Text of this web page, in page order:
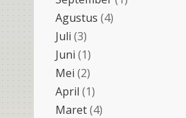
Agustus (4)
Juli (3)
Juni (1)
Mei (2)
April (1)
Maret(4)